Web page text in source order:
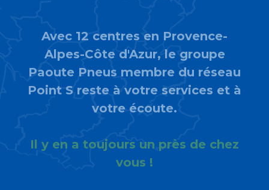
Avec 12 centres en Provence-
Alpes-Côte d'Azur, le groupe
Paoute Pneus membre du réseau
Point S reste à votre services et à
votre écoute.
Il y en a toujours un près de chez
vous !